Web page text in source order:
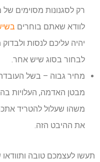
רק לסגנונות מסוימים
לוודא שאתם בוחרים
יהיה עליכם לנסות
לבחור בסוג שיש אחר.
מחיר גבוה – בשל
מבטן האדמה, העלויות
משהו שעלול להטריד
את ההיבט הזה.
תעשו לעצמכם טובה